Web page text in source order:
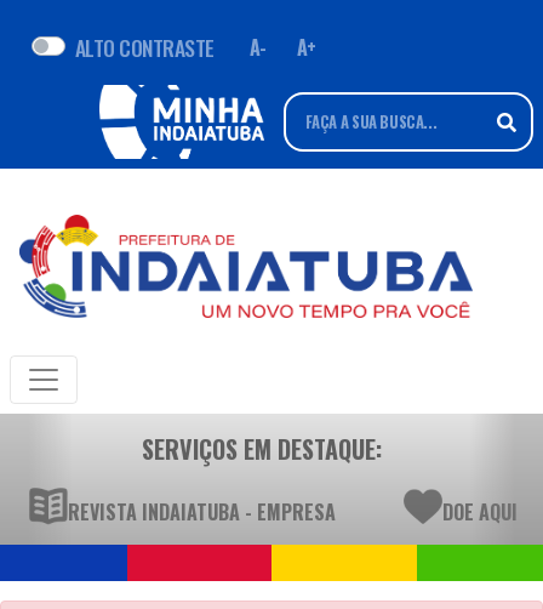
ALTO CONTRASTE A- A+
SERVIÇOS EM DESTAQUE:
REVISTA INDAIATUBA - EMPRESA DOE AQUI